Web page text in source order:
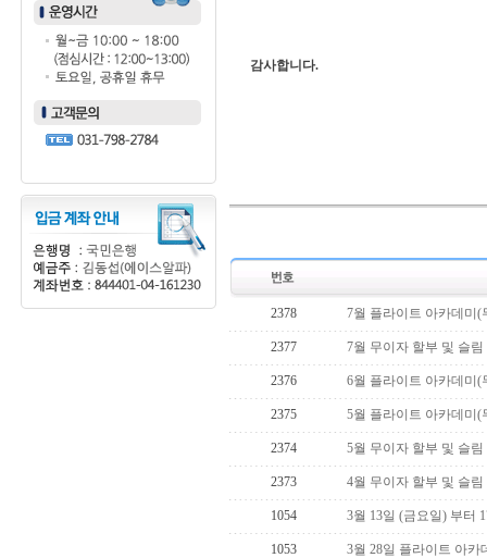
감사합니다.
2378 7월 플라이트 아카데미(
2377 7월 무이자 할부 및 슬
2376 6월 플라이트 아카데미(
2375 5월 플라이트 아카데미(
2374 5월 무이자 할부 및 슬
2373 4월 무이자 할부 및 슬
1054 3월 13일 (금요일) 부터
1053 3월 28일 플라이트 아카